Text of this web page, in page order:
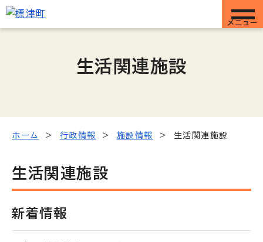
メニュー
生活関連施設
ホーム 行政情報 施設情報 生活関連施設
生活関連施設
新着情報